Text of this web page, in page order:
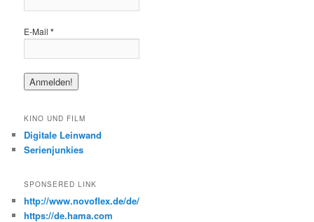
E-Mail*
KINO UND FILM
Digitale Leinwand
Serienjunkies
SPONSERED LINK
http://www.novoflex.de/de/
https://de.hama.com